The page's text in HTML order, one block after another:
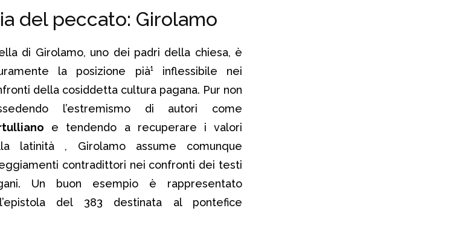
del peccato: Girolamo
di Girolamo, uno dei padri della chiesa, è
la posizione pià¹ inflessibile nei
della cosiddetta cultura pagana. Pur non
l’estremismo di autori come
e tendendo a recuperare i valori
latinità , Girolamo assume comunque
contradittori nei confronti dei testi
Un buon esempio è rappresentato
del 383 destinata al pontefice